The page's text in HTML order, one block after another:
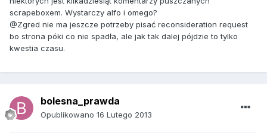
scrapeboxem. Wystarczy alfo i omego?
@Zgred nie ma jeszcze potrzeby pisać reconsideration request
bo strona póki co nie spadła, ale jak tak dalej pójdzie to tylko
kwestia czasu.
bolesna_prawda
Opublikowano 16 Lutego 2013